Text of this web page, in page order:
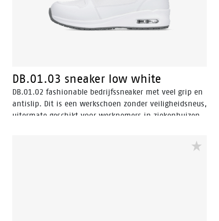
DB.01.03 sneaker low white
DB.01.02 fashionable bedrijfssneaker met veel grip en
antislip. Dit is een werkschoen zonder veiligheidsneus,
uitermate geschikt voor werknemers in ziekenhuizen,